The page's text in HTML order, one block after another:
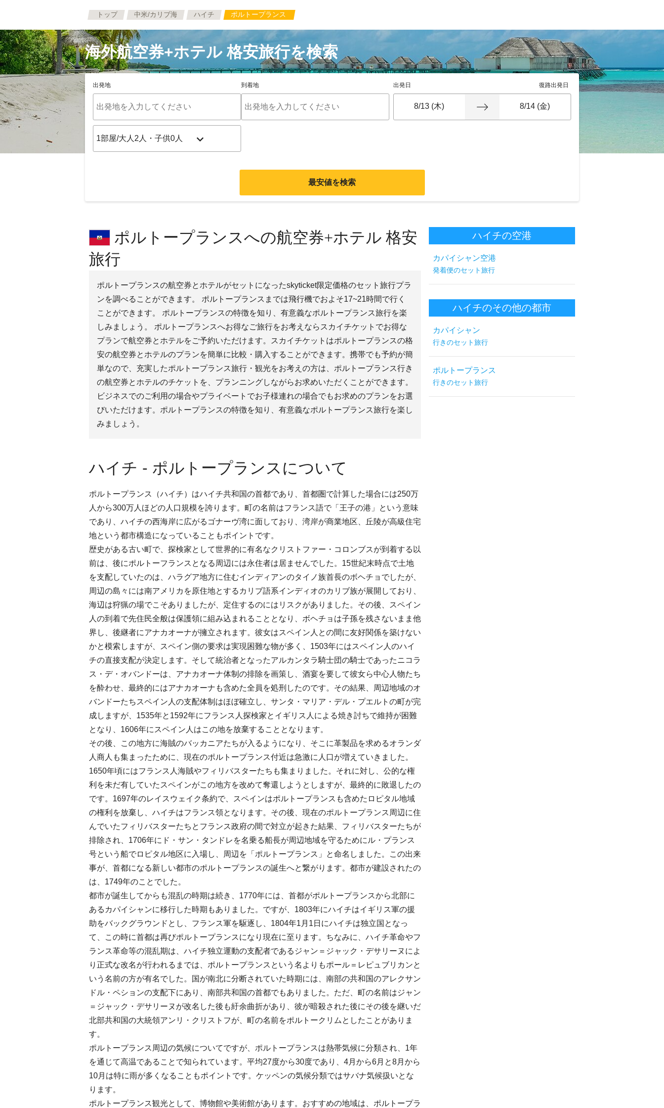
トップ 中米/カリブ海 ハイチ ポルトープランス
海外航空券+ホテル 格安旅行を検索
出発地 到着地 出発日 復路出発日
最安値を検索
ポルトープランスへの航空券+ホテル 格安
旅行
ポルトープランスの航空券とホテルがセットになったskyticket限定価格のセット旅行プラ
ンを調べることができます。 ポルトープランスまでは飛行機でおよそ17~21時間で行く
ことができます。 ポルトープランスの特徴を知り、有意義なポルトープランス旅行を楽
しみましょう。 ポルトープランスへお得なご旅行をお考えならスカイチケットでお得な
プランで航空券とホテルをご予約いただけます。スカイチケットはポルトープランスの格
安の航空券とホテルのプランを簡単に比較・購入することができます。携帯でも予約が簡
単なので、充実したポルトープランス旅行・観光をお考えの方は、ポルトープランス行き
の航空券とホテルのチケットを、プランニングしながらお求めいただくことができます。
ビジネスでのご利用の場合やプライベートでお子様連れの場合でもお求めのプランをお選
びいただけます。ポルトープランスの特徴を知り、有意義なポルトープランス旅行を楽し
みましょう。
ハイチ - ポルトープランスについて
ポルトープランス（ハイチ）はハイチ共和国の首都であり、首都圏で計算した場合には250万
人から300万人ほどの人口規模を誇ります。町の名前はフランス語で「王子の港」という意味
であり、ハイチの西海岸に広がるゴナーヴ湾に面しており、湾岸が商業地区、丘陵が高級住宅
地という都市構造になっていることもポイントです。
歴史がある古い町で、探検家として世界的に有名なクリストファー・コロンブスが到着する以
前は、後にポルトーフランスとなる周辺には永住者は居ませんでした。15世紀末時点で土地
を支配していたのは、ハラグア地方に住むインディアンのタイノ族首長のボヘチョでしたが、
周辺の島々には南アメリカを原住地とするカリブ語系インディオのカリブ族が展開しており、
海辺は狩猟の場でこそありましたが、定住するのにはリスクがありました。その後、スペイン
人の到着で先住民全般は保護領に組み込まれることとなり、ボヘチョは子孫を残さないまま他
界し、後継者にアナカオーナが擁立されます。彼女はスペイン人との間に友好関係を築けない
かと模索しますが、スペイン側の要求は実現困難な物が多く、1503年にはスペイン人のハイ
チの直接支配が決定します。そして統治者となったアルカンタラ騎士団の騎士であったニコラ
ス・デ・オバンドーは、アナカオーナ体制の排除を画策し、酒宴を要して彼女ら中心人物たち
を酔わせ、最終的にはアナカオーナも含めた全員を処刑したのです。その結果、周辺地域のオ
バンドーたちスペイン人の支配体制はほぼ確立し、サンタ・マリア・デル・プエルトの町が完
成しますが、1535年と1592年にフランス人探検家とイギリス人による焼き討ちで維持が困難
となり、1606年にスペイン人はこの地を放棄することとなります。
その後、この地方に海賊のバッカニアたちが入るようになり、そこに革製品を求めるオランダ
人商人も集まったために、現在のポルトープランス付近は急激に人口が増えていきました。
1650年頃にはフランス人海賊やフィリバスターたちも集まりました。それに対し、公的な権
利を未だ有していたスペインがこの地方を改めて奪還しようとしますが、最終的に敗退したの
です。1697年のレイスウェイク条約で、スペインはポルトープランスも含めたロピタル地域
の権利を放棄し、ハイチはフランス領となります。その後、現在のポルトープランス周辺に住
んでいたフィリバスターたちとフランス政府の間で対立が起きた結果、フィリバスターたちが
排除され、1706年にド・サン・タンドレを名乗る船長が周辺地域を守るためにル・プランス
号という船でロピタル地区に入場し、周辺を「ポルトープランス」と命名しました。この出来
事が、首都になる新しい都市のポルトープランスの誕生へと繋がります。都市が建設されたの
は、1749年のことでした。
都市が誕生してからも混乱の時期は続き、1770年には、首都がポルトープランスから北部に
あるカパイシャンに移行した時期もありました。ですが、1803年にハイチはイギリス軍の援
助をバックグラウンドとし、フランス軍を駆逐し、1804年1月1日にハイチは独立国となっ
て、この時に首都は再びポルトープランスになり現在に至ります。ちなみに、ハイチ革命やフ
ランス革命等の混乱期は、ハイチ独立運動の支配者であるジャン＝ジャック・デサリーヌによ
り正式な改名が行われるまでは、ポルトープランスという名よりもポール＝レピュブリカンと
いう名前の方が有名でした。国が南北に分断されていた時期には、南部の共和国のアレクサン
ドル・ペションの支配下にあり、南部共和国の首都でもありました。ただ、町の名前はジャン
＝ジャック・デサリーヌが改名した後も紆余曲折があり、彼が暗殺された後にその後を継いだ
北部共和国の大統領アンリ・クリストフが、町の名前をポルトークリムとしたことがありま
す。
ポルトープランス周辺の気候についてですが、ポルトープランスは熱帯気候に分類され、1年
を通じて高温であることで知られています。平均27度から30度であり、4月から6月と8月から
10月は特に雨が多くなることもポイントです。ケッペンの気候分類ではサバナ気候扱いとな
ります。
ポルトープランス観光として、博物館や美術館があります。おすすめの地域は、ポルトープラ
ハイチの空港
カパイシャン空港
発着便のセット旅行
ハイチのその他の都市
カパイシャン
行きのセット旅行
ポルトープランス
行きのセット旅行